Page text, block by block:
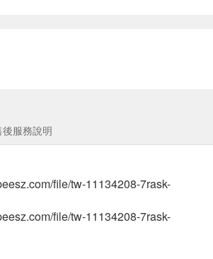
服務說明
file/tw-11134208-7rask-
file/tw-11134208-7rask-